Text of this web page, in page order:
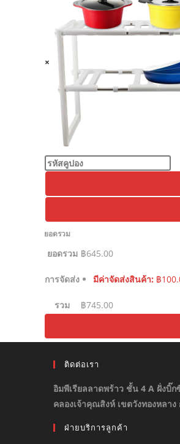
×
ยอดรวม
ยอดรวม ฿645.00
การจัดส่ง มีค่าจัดส่งสินค้า: ฿
รวม ฿745.00
ติดต่อเรา
อิมพีเรียลลาดพร้าว ชั้น 4 A ฝั่งบิ๊ก
คลองเจ้าคุณสิงห์ เขตวังทองหลาง
ฝ่ายบริการลูกค้า